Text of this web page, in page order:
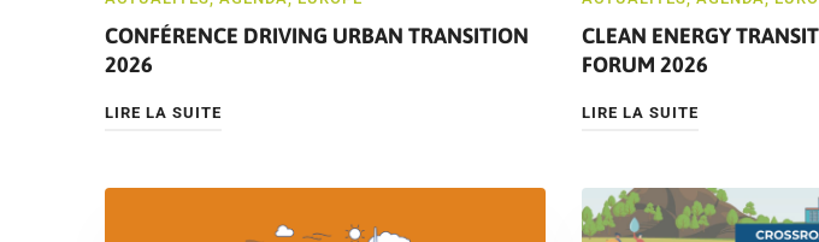
CONFÉRENCE DRIVING URBAN TRANSITION
2026
LIRE LA SUITE
CLEAN ENERGY
FORUM 2026
LIRE LA SUITE